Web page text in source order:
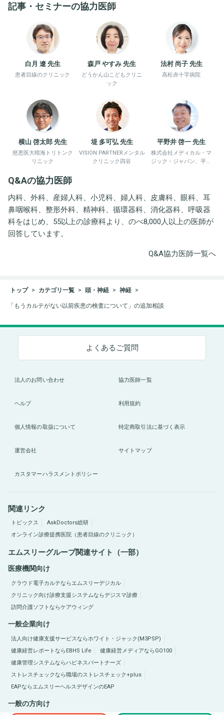
記事・セミナーの協力医師
白月 遼 先生
患者目線のクリニック
森戸 やすみ 先生
どうかん山こどもクリニ
ック
法村 尚子 先生
高松赤十字病院
横山 啓太郎 先生
慈恵医大晴海トリトンク
リニック
堤 多可弘 先生
VISION PARTNERメンタル
クリニック四谷
平野井 啓一 先生
株式会社メディカル・マ
ジック・ジャパン、平野
Q&Aの協力医師
内科、外科、産婦人科、小児科、婦人科、皮膚科、眼科、耳
鼻咽喉科、整形外科、精神科、循環器科、消化器科、呼吸器
科をはじめ、55以上の診療科より、のべ8,000人以上の医師が
回答しています。
Q&A協力医師一覧へ
トップ カテゴリ一覧 頭・神経 神経
「もうカルテがない以前疾患の検査について」の追加相談
よくあるご質問
法人のお問い合わせ 協力医師一覧
ヘルプ 利用規約
個人情報の取扱について 特定商取引法に基づく表示
運営会社 サイトマップ
カスタマーハラスメントポリシー
関連リンク
トピックス
AskDoctors総研
オンライン診療提携医院（患者目線のクリニック）
エムスリーグループ関連サイト（一部）
医療機関向け
クラウド電子カルテならエムスリーデジカル
クリニック向け診療支援システムならデジスマ診療
訪問介護ソフトならケアウィング
一般企業向け
法人向け健康支援サービスならホワイト・ジャック(M3PSP)
健康経営レポートならEBHS Life
健康経営メディアならGO100
健康管理システムならハピネスパートナーズ
ストレスチェックなら職場のストレスチェック+plus
EAPならエムスリーヘルスデザインのEAP
一般の方向け